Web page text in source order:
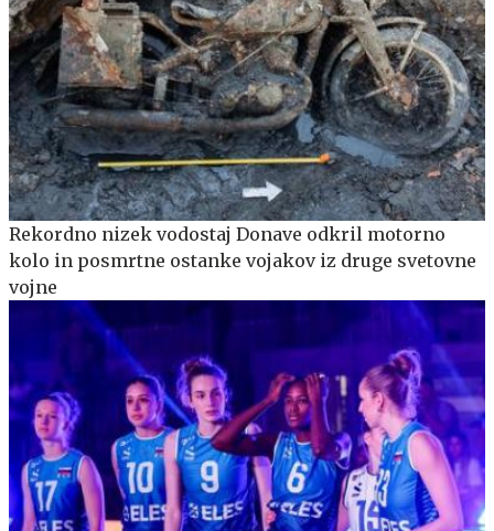
Rekordno nizek vodostaj Donave odkril motorno
kolo in posmrtne ostanke vojakov iz druge svetovne
vojne